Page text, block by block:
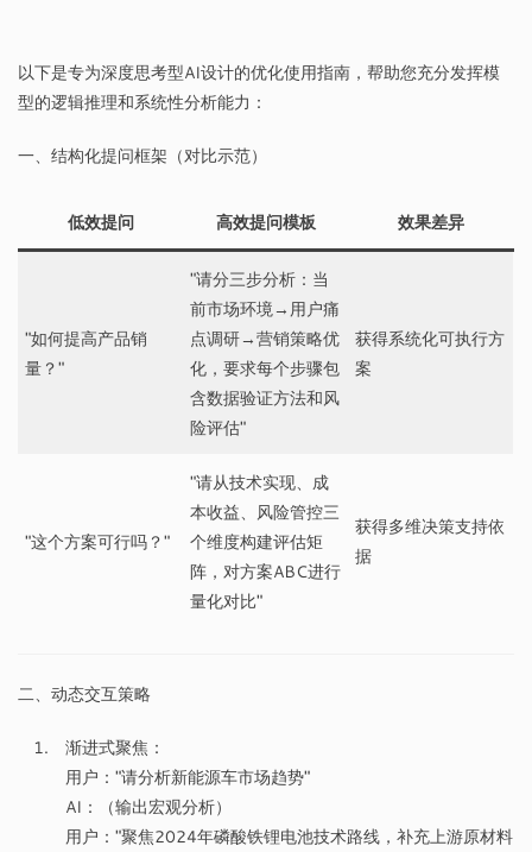
以下是专为深度思考型AI设计的优化使用指南，帮助您充分发挥模
型的逻辑推理和系统性分析能力：
一、结构化提问框架（对比示范）
低效提问 高效提问模板 效果差异
"如何提高产品销
量？"
"请分三步分析：当
前市场环境→用户痛
点调研→营销策略优
化，要求每个步骤包
含数据验证方法和风
险评估"
获得系统化可执行方
案
"这个方案可行吗？"
"请从技术实现、成
本收益、风险管控三
个维度构建评估矩
阵，对方案ABC进行
量化对比"
获得多维决策支持依
据
二、动态交互策略
渐进式聚焦：
用户："请分析新能源车市场趋势"
AI：（输出宏观分析）
用户："聚焦2024年磷酸铁锂电池技术路线，补充上游原材料